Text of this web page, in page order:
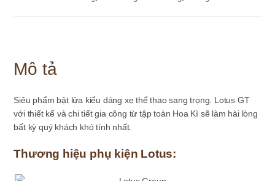
lửa
Chính
số
lượng
Mô tả
Siêu phẩm bật lửa kiểu dáng xe thể thao sang trọng. Lotus GT
với thiết kế và chi tiết gia công từ tập toàn Hoa Kì sẽ làm hài lòng
bất kỳ quý khách khó tính nhất.
Thương hiệu phụ kiện Lotus: